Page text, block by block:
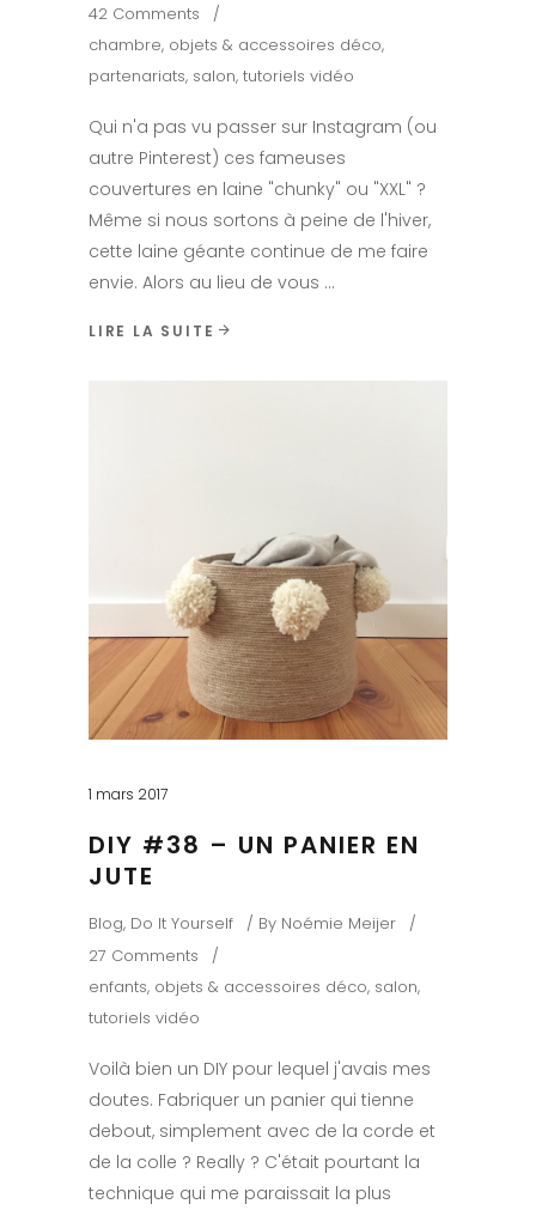
42 Comments
chambre, objets & accessoires déco,
partenariats, salon, tutoriels vidéo
Qui n'a pas vu passer sur Instagram (ou
autre Pinterest) ces fameuses
couvertures en laine "chunky" ou "XXL" ?
Même si nous sortons à peine de l'hiver,
cette laine géante continue de me faire
envie. Alors au lieu de vous
LIRE LA SUITE
1 mars 2017
DIY #38 – UN PANIER EN
JUTE
Blog, Do It Yourself By Noémie Meijer
27 Comments
enfants, objets & accessoires déco, salon,
tutoriels vidéo
Voilà bien un DIY pour lequel j'avais mes
doutes. Fabriquer un panier qui tienne
debout, simplement avec de la corde et
de la colle ? Really ? C'était pourtant la
technique qui me paraissait la plus